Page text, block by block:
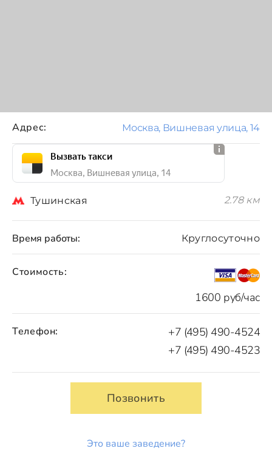
Стоимость:
1600 руб/час
Время работы: Круглосуточно
Телефон:
+7 (495) 490-4524
+7 (495) 490-4523
Позвонить
Это ваше заведение?
Адрес: Москва, Вишневая улица, 14
Вызвать такси
Москва, Вишневая улица, 14
Тушинская 2.78 км